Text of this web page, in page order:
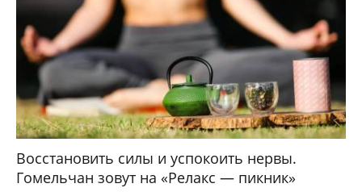
Восстановить силы и успокоить нервы.
Гомельчан зовут на «Релакс — пикник»